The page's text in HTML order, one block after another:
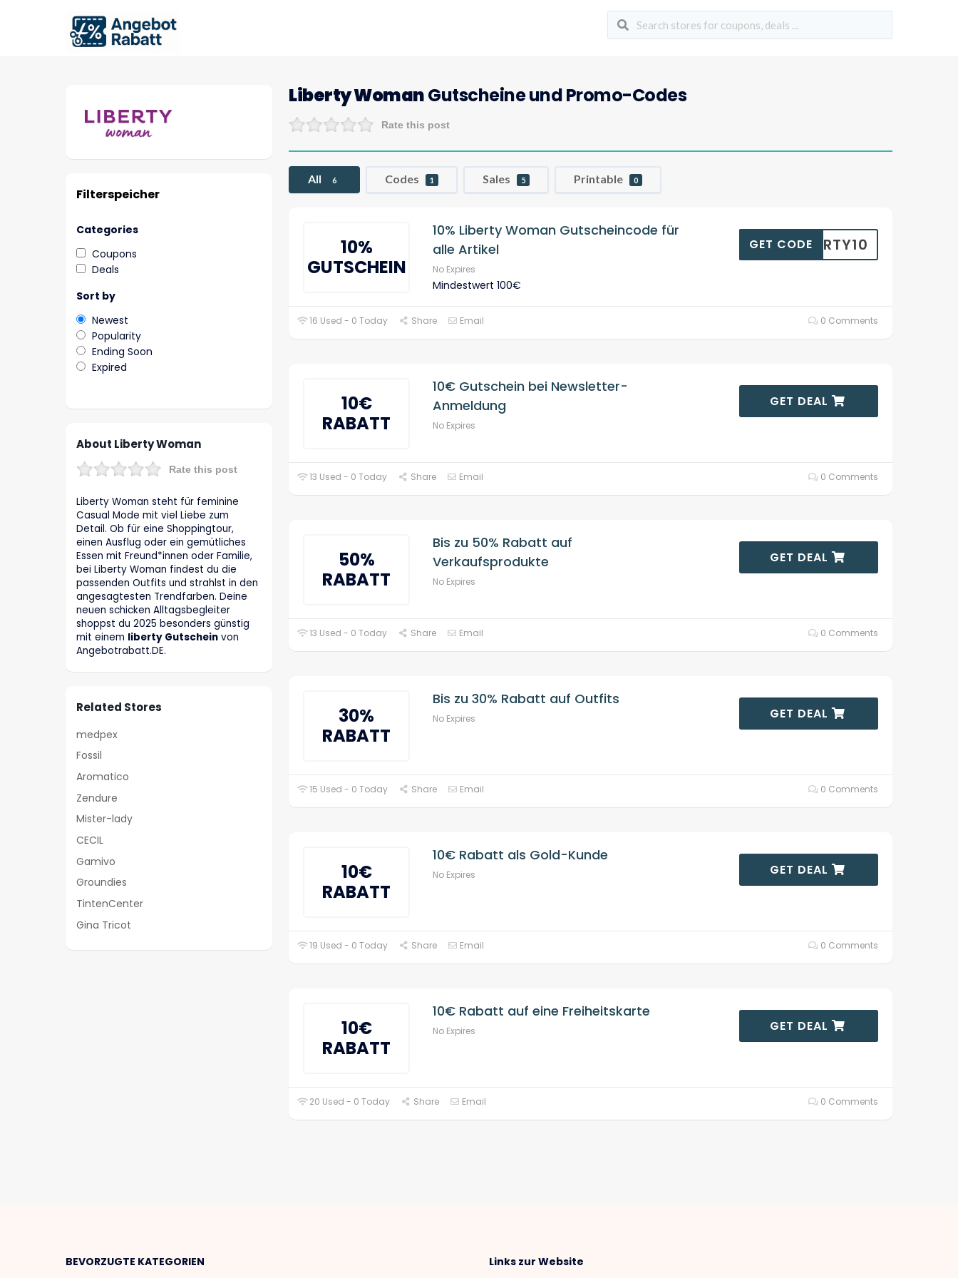
Liberty WomanGutscheine und Promo-Codes
Rate this post
All 6 Codes 1 Sales 5 Printable 0
10%
GUTSCHEIN
10% Liberty Woman Gutscheincode für
alle Artikel
No Expires
Mindestwert 100€
IBERTY10
GET CODE
16 Used - 0 Today Share Email 0 Comments
10€
RABATT
10€ Gutschein bei Newsletter-
Anmeldung
No Expires
GET DEAL
13 Used - 0 Today Share Email 0 Comments
50%
RABATT
Bis zu 50% Rabatt auf
Verkaufsprodukte
No Expires
GET DEAL
13 Used - 0 Today Share Email 0 Comments
30%
RABATT
Bis zu 30% Rabatt auf Outfits
No Expires GET DEAL
15 Used - 0 Today Share Email 0 Comments
10€
RABATT
10€ Rabatt als Gold-Kunde
No Expires GET DEAL
19 Used - 0 Today Share Email 0 Comments
10€
RABATT
10€ Rabatt auf eine Freiheitskarte
No Expires GET DEAL
20 Used - 0 Today Share Email 0 Comments
Filterspeicher
Categories
Coupons
Deals
Sort by
Newest
Popularity
Ending Soon
Expired
About Liberty Woman
Rate this post
Liberty Woman steht für feminine
Casual Mode mit viel Liebe zum
Detail. Ob für eine Shoppingtour,
einen Ausflug oder ein gemütliches
Essen mit Freund*innen oder Familie,
bei Liberty Woman findest du die
passenden Outfits und strahlst in den
angesagtesten Trendfarben. Deine
neuen schicken Alltagsbegleiter
shoppst du 2025 besonders günstig
mit einem liberty Gutschein von
Angebotrabatt.DE.
Related Stores
medpex
Fossil
Aromatico
Zendure
Mister-lady
CECIL
Gamivo
Groundies
TintenCenter
Gina Tricot
BEVORZUGTE KATEGORIEN Links zur Website